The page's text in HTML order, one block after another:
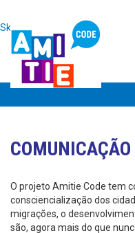
Skip to main content
COMUNICAÇÃO
O projeto Amitie Code tem
consciencialização dos
migrações, o
são, agora mais do que